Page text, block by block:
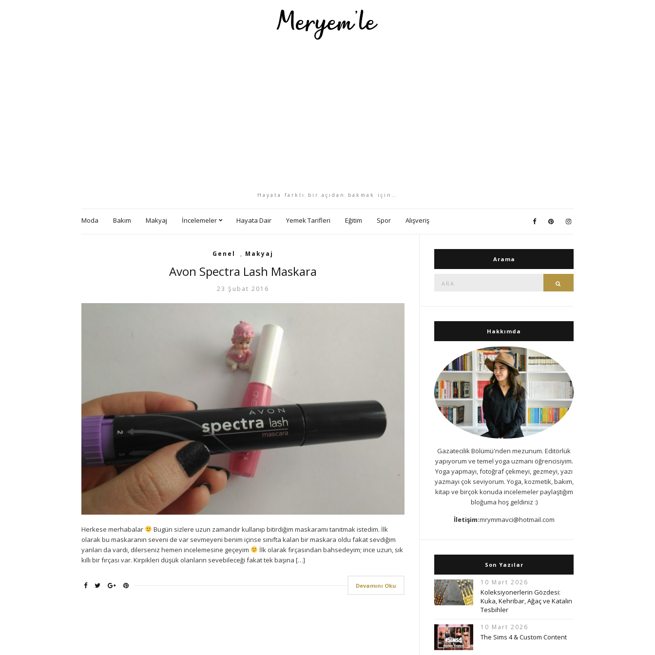
Hayata farklı bir açıdan bakmak için…
Moda Bakım Makyaj İncelemeler Hayata Dair Yemek Tarifleri Eğitim Spor Alışveriş
Genel , Makyaj
Avon Spectra Lash Maskara
23 Şubat 2016
Herkese merhabalar
Bugün sizlere uzun zamandır kullanıp bitirdiğim maskaramı tanıtmak istedim. İlk
olarak bu maskaranın seveni de var sevmeyeni benim içinse sınıfta kalan bir maskara oldu fakat sevdiğim
yanları da vardı, dilerseniz hemen incelemesine geçeyim
İlk olarak fırçasından bahsedeyim; ince uzun, sık
kıllı bir fırçası var. Kirpikleri düşük olanların sevebileceği fakat tek başına […]
Devamını Oku
Arama
Hakkımda
Gazatecilik Bölümü'nden mezunum. Editörlük
yapıyorum ve temel yoga uzmanı öğrencisiyim.
Yoga yapmayı, fotoğraf çekmeyi, gezmeyi, yazı
yazmayı çok seviyorum. Yoga, kozmetik, bakım,
kitap ve birçok konuda incelemeler paylaştığım
bloğuma hoş geldiniz :)
İletişim:mrymmavci@hotmail.com
Son Yazılar
10 Mart 2026
Koleksiyonerlerin Gözdesi:
Kuka, Kehribar, Ağaç ve Katalin
Tesbihler
10 Mart 2026
The Sims 4 & Custom Content